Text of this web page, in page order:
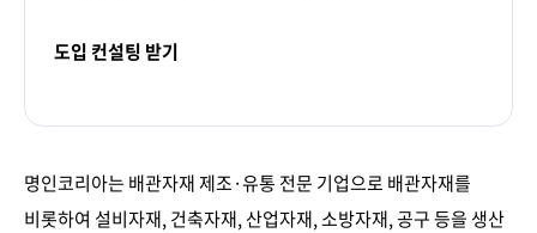
도입 컨설팅 받기
명인코리아는 배관자재 제조·유통 전문 기업으로 배관자재를
비롯하여 설비자재, 건축자재, 산업자재, 소방자재, 공구 등을 생산